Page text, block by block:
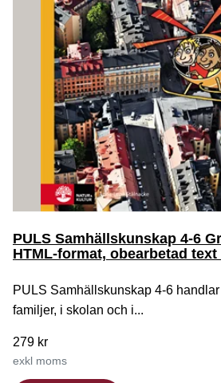
PULS Samhällskunskap 4-6
HTML-format, obearbetad
PULS Samhällskunskap 4-6
familjer, i skolan och i...
279 kr
exkl moms